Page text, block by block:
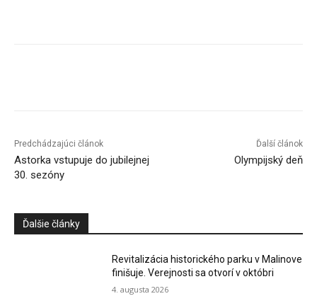
Predchádzajúci článok
Astorka vstupuje do jubilejnej
30. sezóny
Ďalší článok
Olympijský deň
Ďalšie články
Revitalizácia historického parku v Malinove
finišuje. Verejnosti sa otvorí v októbri
4. augusta 2026